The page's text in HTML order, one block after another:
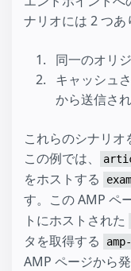
ナリオには 2 つあ
同一のオリ
キャッシュ
から送信さ
これらのシナリオ
この例では、
をホストする
す。この AMP ペ
トにホストされた
タを取得する
AMP ページから